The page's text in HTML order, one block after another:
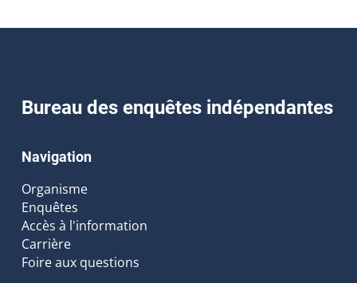
Bureau des enquêtes indépendantes
Navigation
Organisme
Enquêtes
Accès à l'information
Carrière
Foire aux questions